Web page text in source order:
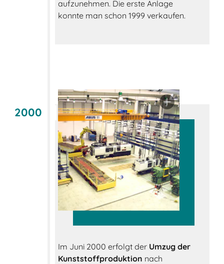
aufzunehmen. Die erste Anlage
konnte man schon 1999 verkaufen.
2000
Im Juni 2000 erfolgt der Umzug der
Kunststoffproduktion nach